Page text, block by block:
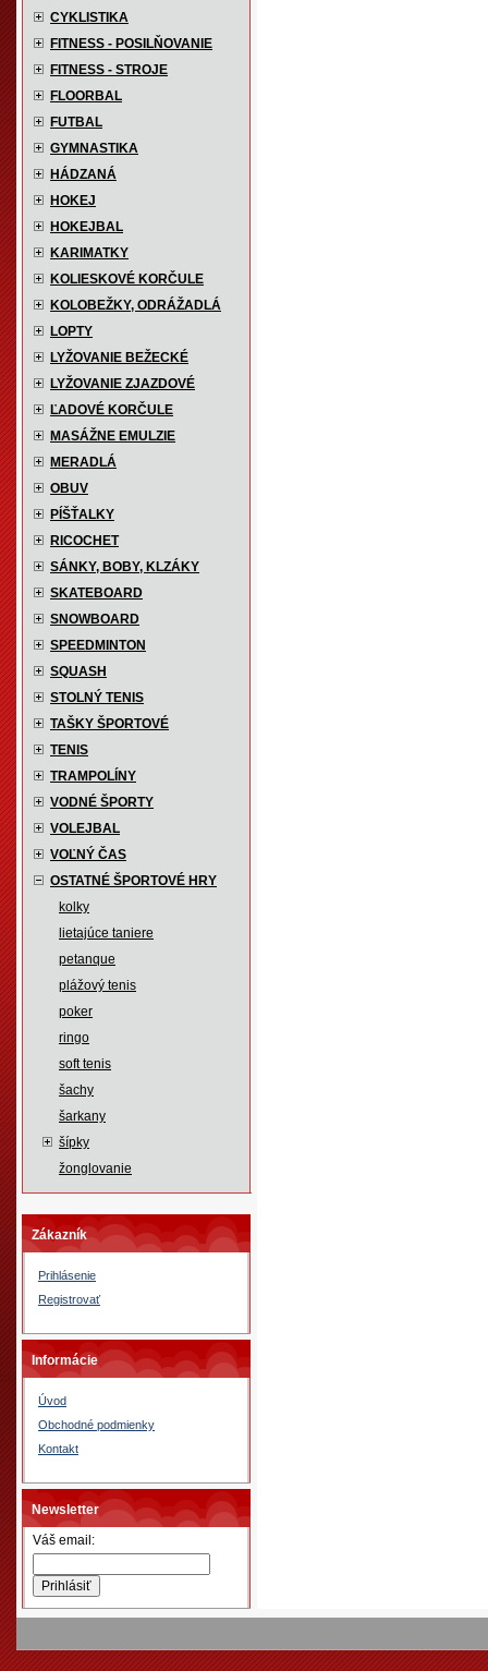
CYKLISTIKA
FITNESS - POSILŇOVANIE
FITNESS - STROJE
FLOORBAL
FUTBAL
GYMNASTIKA
HÁDZANÁ
HOKEJ
HOKEJBAL
KARIMATKY
KOLIESKOVÉ KORČULE
KOLOBEŽKY, ODRÁŽADLÁ
LOPTY
LYŽOVANIE BEŽECKÉ
LYŽOVANIE ZJAZDOVÉ
ĽADOVÉ KORČULE
MASÁŽNE EMULZIE
MERADLÁ
OBUV
PÍŠŤALKY
RICOCHET
SÁNKY, BOBY, KLZÁKY
SKATEBOARD
SNOWBOARD
SPEEDMINTON
SQUASH
STOLNÝ TENIS
TAŠKY ŠPORTOVÉ
TENIS
TRAMPOLÍNY
VODNÉ ŠPORTY
VOLEJBAL
VOĽNÝ ČAS
OSTATNÉ ŠPORTOVÉ HRY
kolky
lietajúce taniere
petanque
plážový tenis
poker
ringo
soft tenis
šachy
šarkany
šípky
žonglovanie
Zákazník
Prihlásenie
Registrovať
Informácie
Úvod
Obchodné podmienky
Kontakt
Newsletter
Váš email: